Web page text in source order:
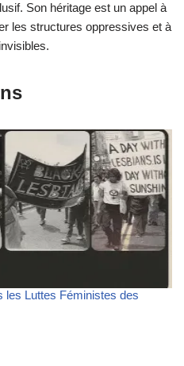
Son héritage est un appel à
les structures oppressives et à
les Luttes Féministes des